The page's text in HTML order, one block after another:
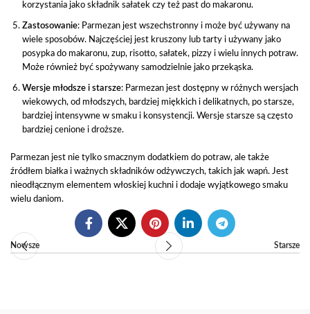
korzystania jako składnik sałatek czy też past do makaronu.
Zastosowanie: Parmezan jest wszechstronny i może być używany na
wiele sposobów. Najczęściej jest kruszony lub tarty i używany jako
posypka do makaronu, zup, risotto, sałatek, pizzy i wielu innych potraw.
Może również być spożywany samodzielnie jako przekąska.
Wersje młodsze i starsze: Parmezan jest dostępny w różnych wersjach
wiekowych, od młodszych, bardziej miękkich i delikatnych, po starsze,
bardziej intensywne w smaku i konsystencji. Wersje starsze są często
bardziej cenione i droższe.
Parmezan jest nie tylko smacznym dodatkiem do potraw, ale także
źródłem białka i ważnych składników odżywczych, takich jak wapń. Jest
nieodłącznym elementem włoskiej kuchni i dodaje wyjątkowego smaku
wielu daniom.
Nowsze Starsze